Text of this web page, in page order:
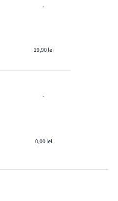
-
19,90 lei
-
0,00 lei